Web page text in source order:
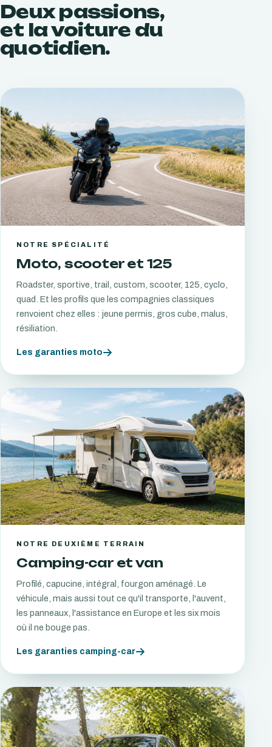
Deux passions,
et la voiture du
quotidien.
NOTRE SPÉCIALITÉ
Moto, scooter et 125
Roadster, sportive, trail, custom, scooter, 125, cyclo,
quad. Et les profils que les compagnies classiques
renvoient chez elles : jeune permis, gros cube, malus,
résiliation.
Les garanties moto
NOTRE DEUXIÈME TERRAIN
Camping-car et van
Profilé, capucine, intégral, fourgon aménagé. Le
véhicule, mais aussi tout ce qu'il transporte, l'auvent,
les panneaux, l'assistance en Europe et les six mois
où il ne bouge pas.
Les garanties camping-car